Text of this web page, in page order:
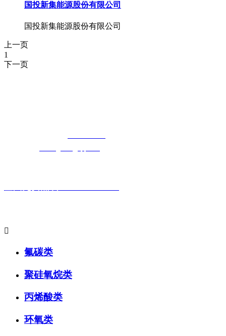
国投新集能源股份有限公司
国投新集能源股份有限公司
上一页
1
下一页

氟碳类
聚硅氧烷类
丙烯酸类
环氧类